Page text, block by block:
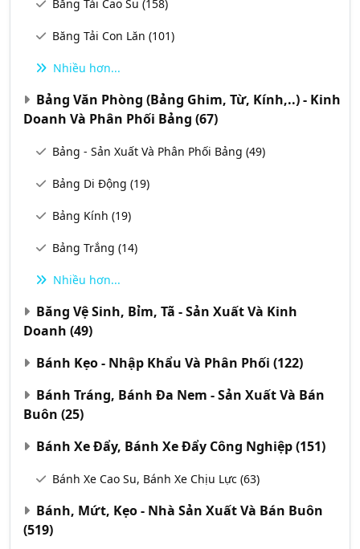
Băng Tải Cao Su (158)
Băng Tải Con Lăn (101)
Nhiều hơn...
Bảng Văn Phòng (Bảng Ghim, Từ, Kính,..) - Kinh
Doanh Và Phân Phối Bảng (67)
Bảng - Sản Xuất Và Phân Phối Bảng (49)
Bảng Di Động (19)
Bảng Kính (19)
Bảng Trắng (14)
Nhiều hơn...
Băng Vệ Sinh, Bỉm, Tã - Sản Xuất Và Kinh
Doanh (49)
Bánh Kẹo - Nhập Khẩu Và Phân Phối (122)
Bánh Tráng, Bánh Đa Nem - Sản Xuất Và Bán
Buôn (25)
Bánh Xe Đẩy, Bánh Xe Đẩy Công Nghiệp(151)
Bánh Xe Cao Su, Bánh Xe Chịu Lực (63)
Bánh, Mứt, Kẹo - Nhà Sản Xuất Và Bán Buôn
(519)